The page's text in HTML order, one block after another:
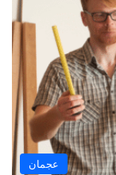
عجمان